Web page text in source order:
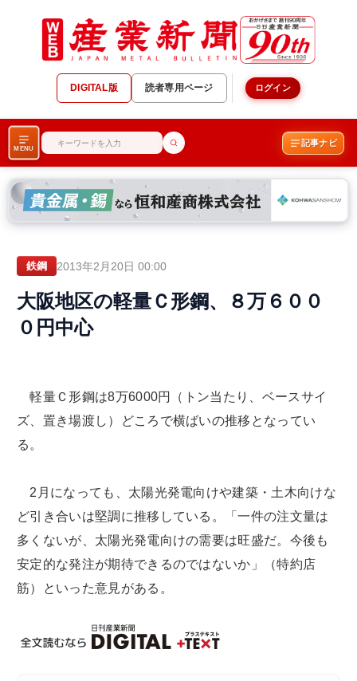
DIGITAL版 読者専用ページ ログイン
MENU
記事ナビ
鉄鋼 2013年2月20日 00:00
大阪地区の軽量Ｃ形鋼、８万６００
０円中心
軽量Ｃ形鋼は8万6000円（トン当たり、ベースサイ
ズ、置き場渡し）どころで横ばいの推移となってい
る。
2月になっても、太陽光発電向けや建築・土木向けな
ど引き合いは堅調に推移している。「一件の注文量は
多くないが、太陽光発電向けの需要は旺盛だ。今後も
安定的な発注が期待できるのではないか」（特約店
筋）といった意見がある。